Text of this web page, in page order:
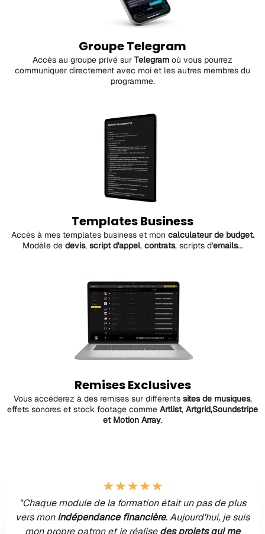
Groupe Telegram
Accès au groupe privé sur Telegram où vous pourrez
communiquer directement avec moi et les autres membres du
programme.
Templates Business
Accès à mes templates business et mon calculateur de budget.
Modèle de devis, script d'appel, contrats, scripts d'emails...
Remises Exclusives
Vous accéderez à des remises sur différents sites de musiques,
effets sonores et stock footage comme Artlist, Artgrid,Soundstripe
et Motion Array.
"Chaque module de la formation était un pas de plus
vers monindépendance financière. Aujourd'hui, je suis
mon propre patron et je réalisedes projets qui me